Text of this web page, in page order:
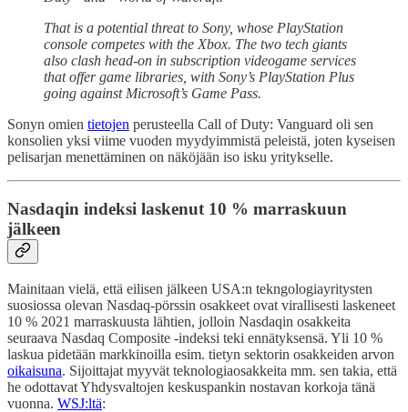
That is a potential threat to Sony, whose PlayStation
console competes with the Xbox. The two tech giants
also clash head-on in subscription videogame services
that offer game libraries, with Sony’s PlayStation Plus
going against Microsoft’s Game Pass.
Sonyn omien tietojen perusteella Call of Duty: Vanguard oli sen
konsolien yksi viime vuoden myydyimmistä peleistä, joten kyseisen
pelisarjan menettäminen on näköjään iso isku yritykselle.
Nasdaqin indeksi laskenut 10 % marraskuun
jälkeen
Mainitaan vielä, että eilisen jälkeen USA:n tekngologiayritysten
suosiossa olevan Nasdaq-pörssin osakkeet ovat virallisesti laskeneet
10 % 2021 marraskuusta lähtien, jolloin Nasdaqin osakkeita
seuraava Nasdaq Composite -indeksi teki ennätyksensä. Yli 10 %
laskua pidetään markkinoilla esim. tietyn sektorin osakkeiden arvon
oikaisuna. Sijoittajat myyvät teknologiaosakkeita mm. sen takia, että
he odottavat Yhdysvaltojen keskuspankin nostavan korkoja tänä
vuonna. WSJ:ltä: